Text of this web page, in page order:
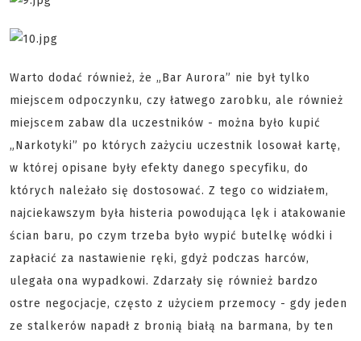
Warto dodać również, że „Bar Aurora” nie był tylko
miejscem odpoczynku, czy łatwego zarobku, ale również
miejscem zabaw dla uczestników - można było kupić
„Narkotyki” po których zażyciu uczestnik losował kartę,
w której opisane były efekty danego specyfiku, do
których należało się dostosować. Z tego co widziałem,
najciekawszym była histeria powodująca lęk i atakowanie
ścian baru, po czym trzeba było wypić butelkę wódki i
zapłacić za nastawienie ręki, gdyż podczas harców,
ulegała ona wypadkowi. Zdarzały się również bardzo
ostre negocjacje, często z użyciem przemocy - gdy jeden
ze stalkerów napadł z bronią białą na barmana, by ten